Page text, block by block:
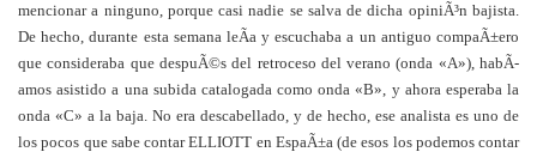
mencionar a ninguno, porque casi nadie se salva de dicha opiniÃ³n bajista.
De hecho, durante esta semana leÃ­a y escuchaba a un antiguo compaÃ±ero
que consideraba que despuÃ©s del retroceso del verano (onda «A»), habÃ­
amos asistido a una subida catalogada como onda «B», y ahora esperaba la
onda «C» a la baja. No era descabellado, y de hecho, ese analista es uno de
los pocos que sabe contar ELLIOTT en EspaÃ±a (de esos los podemos contar